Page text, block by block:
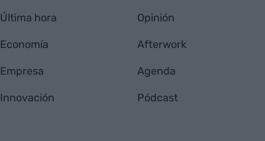
Última hora
Economía
Empresa
Innovación
Opinión
Afterwork
Agenda
Pódcast